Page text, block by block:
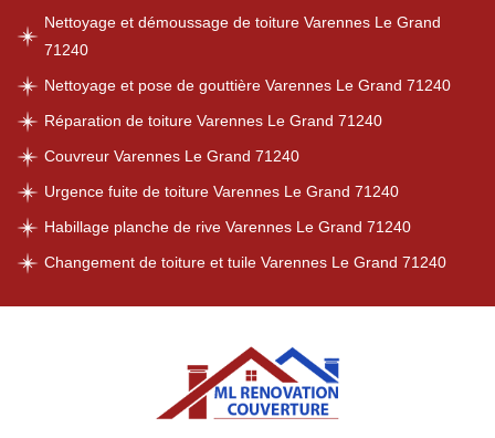
Nettoyage et démoussage de toiture Varennes Le Grand
71240
Nettoyage et pose de gouttière Varennes Le Grand 71240
Réparation de toiture Varennes Le Grand 71240
Couvreur Varennes Le Grand 71240
Urgence fuite de toiture Varennes Le Grand 71240
Habillage planche de rive Varennes Le Grand 71240
Changement de toiture et tuile Varennes Le Grand 71240